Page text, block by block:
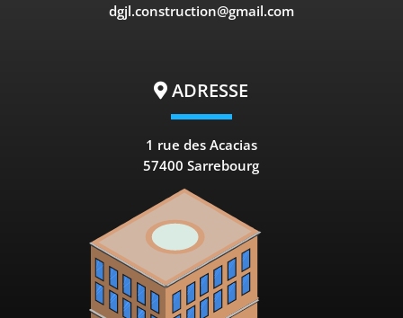
dgjl.construction@gmail.com
ADRESSE
1 rue des Acacias
57400 Sarrebourg